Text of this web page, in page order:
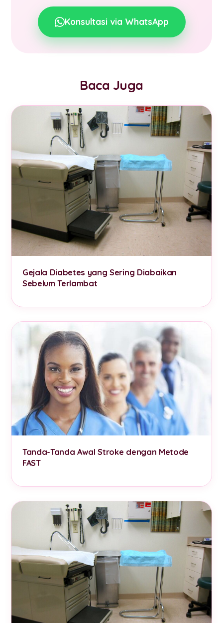
Konsultasi via WhatsApp
Baca Juga
Gejala Diabetes yang Sering Diabaikan
Sebelum Terlambat
Tanda-Tanda Awal Stroke dengan Metode
FAST